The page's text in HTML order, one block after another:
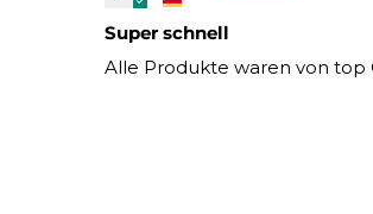
Super schnell
Alle Produkte waren von top